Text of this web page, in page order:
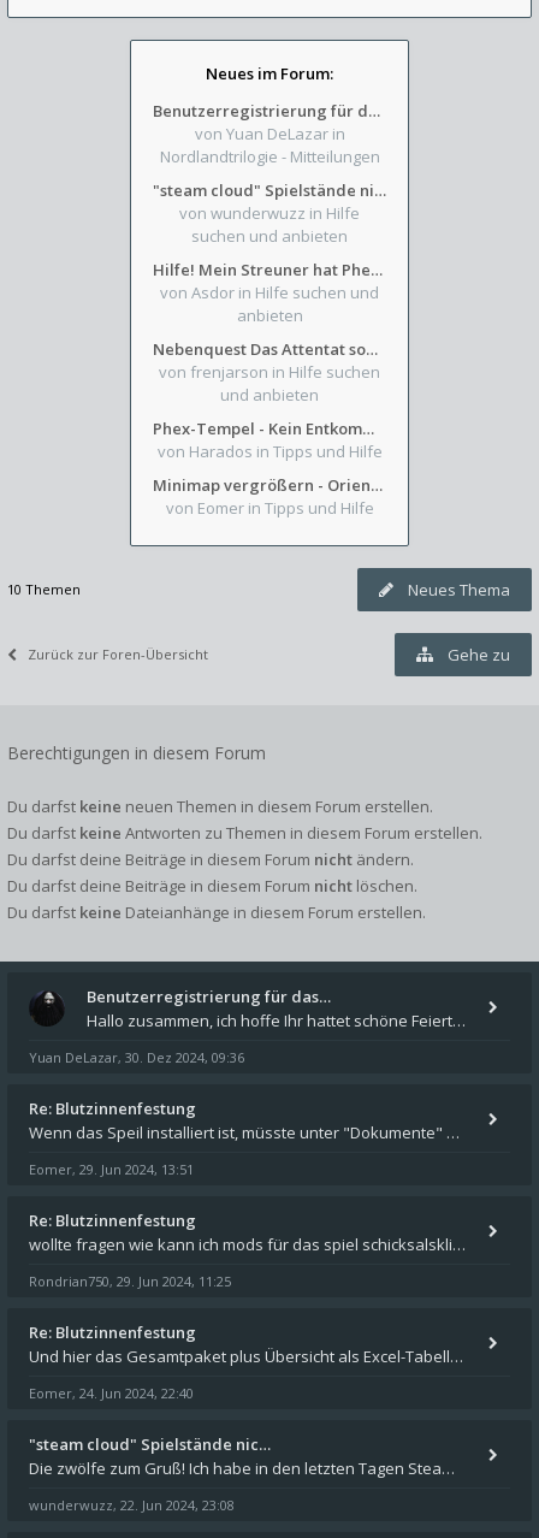
Neues im Forum:
Benutzerregistrierung für das SchickHD-/SchweifHD-Forum gesperrt
von Yuan DeLazar in
Nordlandtrilogie - Mitteilungen
"steam cloud" Spielstände nicht verfügbar
von wunderwuzz in Hilfe
suchen und anbieten
Hilfe! Mein Streuner hat Phexens Gunst verloren...
von Asdor in Hilfe suchen und
anbieten
Nebenquest Das Attentat sowie Beilunker Reiter und zwei kleine Ausrüstungsfragen
von frenjarson in Hilfe suchen
und anbieten
Phex-Tempel - Kein Entkommen aus Weinkeller/Bibliothek Trakt
von Harados in Tipps und Hilfe
Minimap vergrößern - Orientierung in Blutzinnen
von Eomer in Tipps und Hilfe
Neues Thema
10 Themen
Zurück zur Foren-Übersicht Gehe zu
Berechtigungen in diesem Forum
Du darfst keine neuen Themen in diesem Forum erstellen.
Du darfst keine Antworten zu Themen in diesem Forum erstellen.
Du darfst deine Beiträge in diesem Forum nicht ändern.
Du darfst deine Beiträge in diesem Forum nicht löschen.
Du darfst keine Dateianhänge in diesem Forum erstellen.
Benutzerregistrierung für das…
Hallo zusammen, ich hoffe Ihr hattet schöne Feiertage und kommt auch gut ins neue Jahr. Ich schreibe hier kurz zur Infor
Yuan DeLazar, 30. Dez 2024, 09:36
Re: Blutzinnenfestung
Wenn das Speil installiert ist, müsste unter "Dokumente" auf Deinem Rechner ein Verzeichnis "blade of destiny" sein. Dar
Eomer, 29. Jun 2024, 13:51
Re: Blutzinnenfestung
wollte fragen wie kann ich mods für das spiel schicksalsklinge in das spieleverzeichnis kopieren und in welches
Rondrian750, 29. Jun 2024, 11:25
Re: Blutzinnenfestung
Und hier das Gesamtpaket plus Übersicht als Excel-Tabelle: https://forum.schicksalsklinge.com/viewtopic.php?f=239&t=156
Eomer, 24. Jun 2024, 22:40
"steam cloud" Spielstände nic…
Die zwölfe zum Gruß! Ich habe in den letzten Tagen Steam auf meinem Desktop PC mit Windows 11 installiert und über Steam
wunderwuzz, 22. Jun 2024, 23:08